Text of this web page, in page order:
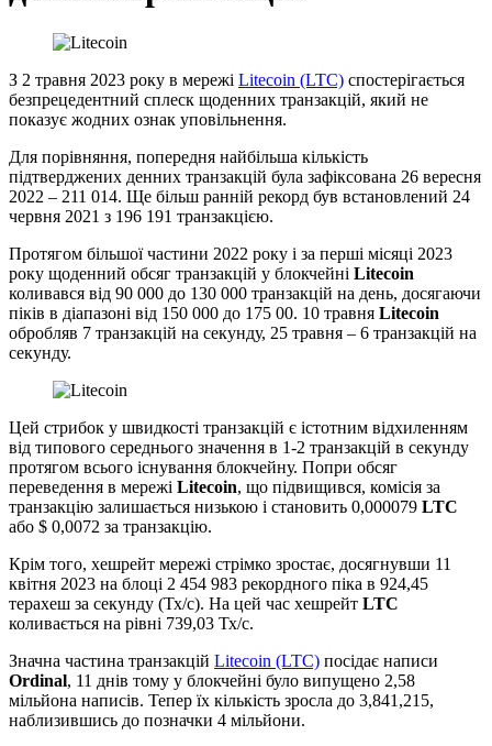
З 2 травня 2023 року в мережі Litecoin (LTC) спостерігається
безпрецедентний сплеск щоденних транзакцій, який не
показує жодних ознак уповільнення.
Для порівняння, попередня найбільша кількість
підтверджених денних транзакцій була зафіксована 26 вересня
2022 – 211 014. Ще більш ранній рекорд був встановлений 24
червня 2021 з 196 191 транзакцією.
Протягом більшої частини 2022 року і за перші місяці 2023
року щоденний обсяг транзакцій у блокчейні Litecoin
коливався від 90 000 до 130 000 транзакцій на день, досягаючи
піків в діапазоні від 150 000 до 175 00. 10 травня Litecoin
обробляв 7 транзакцій на секунду, 25 травня – 6 транзакцій на
секунду.
Цей стрибок у швидкості транзакцій є істотним відхиленням
від типового середнього значення в 1-2 транзакцій в секунду
протягом всього існування блокчейну. Попри обсяг
переведення в мережі Litecoin, що підвищився, комісія за
транзакцію залишається низькою і становить 0,000079 LTC
або $ 0,0072 за транзакцію.
Крім того, хешрейт мережі стрімко зростає, досягнувши 11
квітня 2023 на блоці 2 454 983 рекордного піка в 924,45
терахеш за секунду (Тх/с). На цей час хешрейт LTC
коливається на рівні 739,03 Тх/с.
Значна частина транзакцій Litecoin (LTC) посідає написи
Ordinal, 11 днів тому у блокчейні було випущено 2,58
мільйона написів. Тепер їх кількість зросла до 3,841,215,
наблизившись до позначки 4 мільйони.